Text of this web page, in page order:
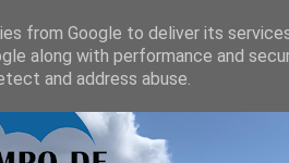
from Google to deliver its
along with performance and
and address abuse.